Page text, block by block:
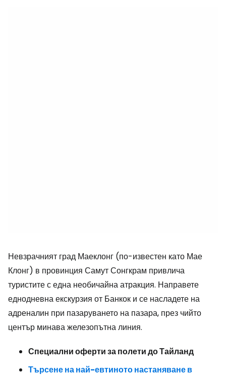
Невзрачният град Маеклонг (по-известен като Мае
Клонг) в провинция Самут Сонгкрам привлича
туристите с една необичайна атракция. Направете
еднодневна екскурзия от Банкок и се насладете на
адреналин при пазаруването на пазара, през чийто
център минава железопътна линия.
Специални оферти за полети до Тайланд
Търсене на най-евтиното настаняване в